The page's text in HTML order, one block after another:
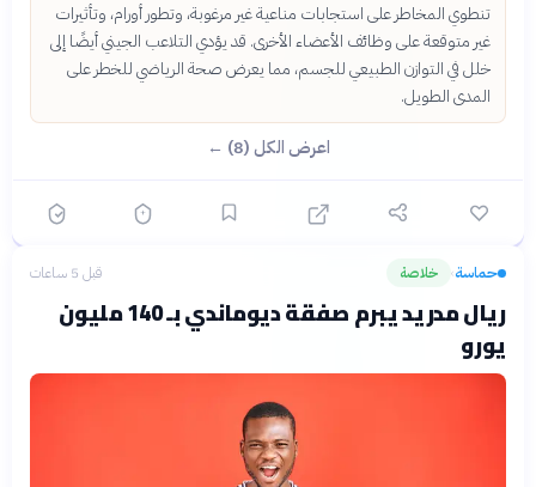
تنطوي المخاطر على استجابات مناعية غير مرغوبة، وتطور أورام، وتأثيرات
غير متوقعة على وظائف الأعضاء الأخرى. قد يؤدي التلاعب الجيني أيضًا إلى
خلل في التوازن الطبيعي للجسم، مما يعرض صحة الرياضي للخطر على
المدى الطويل.
اعرض الكل (8) ←
حماسة› خلاصة قبل 5 ساعات
ريال مدريد يبرم صفقة ديوماندي بـ 140 مليون
يورو